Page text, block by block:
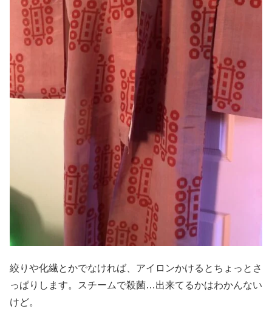
絞りや化繊とかでなければ、アイロンかけるとちょっとさ
っぱりします。スチームで殺菌…出来てるかはわかんない
けど。